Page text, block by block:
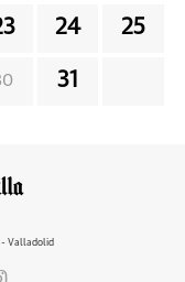
24 25
31
- Valladolid